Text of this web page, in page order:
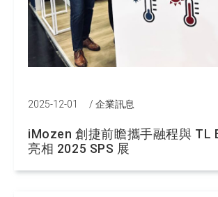
2025-12-01 / 企業訊息
iMozen 創捷前瞻攜手融程與 TL
亮相 2025 SPS 展